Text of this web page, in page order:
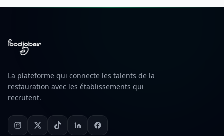
La plateforme qui connecte les talents de la
restauration avec les établissements qui
recrutent.